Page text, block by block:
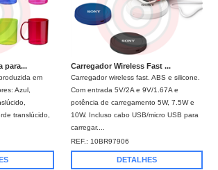
para...
em
Azul,
translúcido,
Carregador Wireless Fast ...
Carregador wireless fast. ABS e silicone.
Com entrada 5V/2A e 9V/1.67A e
potência de carregamento 5W, 7.5W e
10W. Incluso cabo USB/micro USB para
carregar....
REF.: 10BR97906
DETALHES